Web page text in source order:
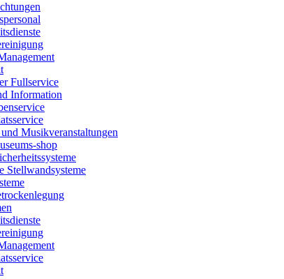
Fullservice
Information
Musikveranstaltungen
shop
Stellwandsysteme